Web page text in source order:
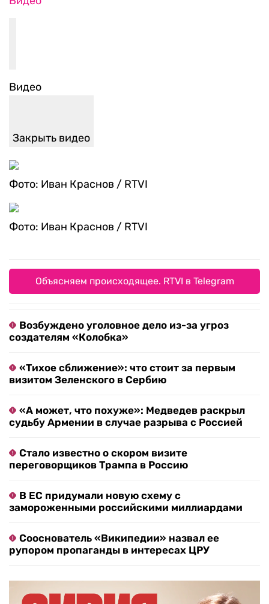
Видео
Закрыть видео
Фото: Иван Краснов / RTVI
Фото: Иван Краснов / RTVI
Объясняем происходящее. RTVI в Telegram
Возбуждено уголовное дело из-за угроз
создателям «Колобка»
«Тихое сближение»: что стоит за первым
визитом Зеленского в Сербию
«А может, что похуже»: Медведев раскрыл
судьбу Армении в случае разрыва с Россией
Стало известно о скором визите
переговорщиков Трампа в Россию
В ЕС придумали новую схему с
замороженными российскими миллиардами
Сооснователь «Википедии» назвал ее
рупором пропаганды в интересах ЦРУ